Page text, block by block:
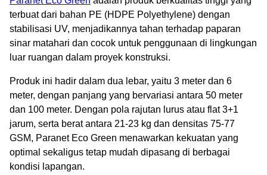
terbuat dari bahan PE (HDPE Polyethylene) dengan
stabilisasi UV, menjadikannya tahan terhadap paparan
sinar matahari dan cocok untuk penggunaan di lingkungan
luar ruangan dalam proyek konstruksi.
Produk ini hadir dalam dua lebar, yaitu 3 meter dan 6
meter, dengan panjang yang bervariasi antara 50 meter
dan 100 meter. Dengan pola rajutan lurus atau flat 3+1
jarum, serta berat antara 21-23 kg dan densitas 75-77
GSM, Paranet Eco Green menawarkan kekuatan yang
optimal sekaligus tetap mudah dipasang di berbagai
kondisi lapangan.